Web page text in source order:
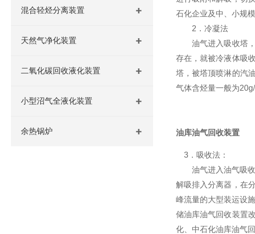
混合轻烃分离装置
天然气净化装置
二氧化碳回收液化装置
小型沼气全液化装置
余热锅炉
石化企业及中、小规
2．冷凝法
油气进入吸收塔，
存在，就被冷液体吸
塔，被塔顶喷淋的汽
气体含烃量一般为
油库油气回收装置
3．吸收法：
油气进入油气吸收
解吸排入分离器，在
峰流量的大型装运设
储油库油气回收装置
化、中石化油库油气